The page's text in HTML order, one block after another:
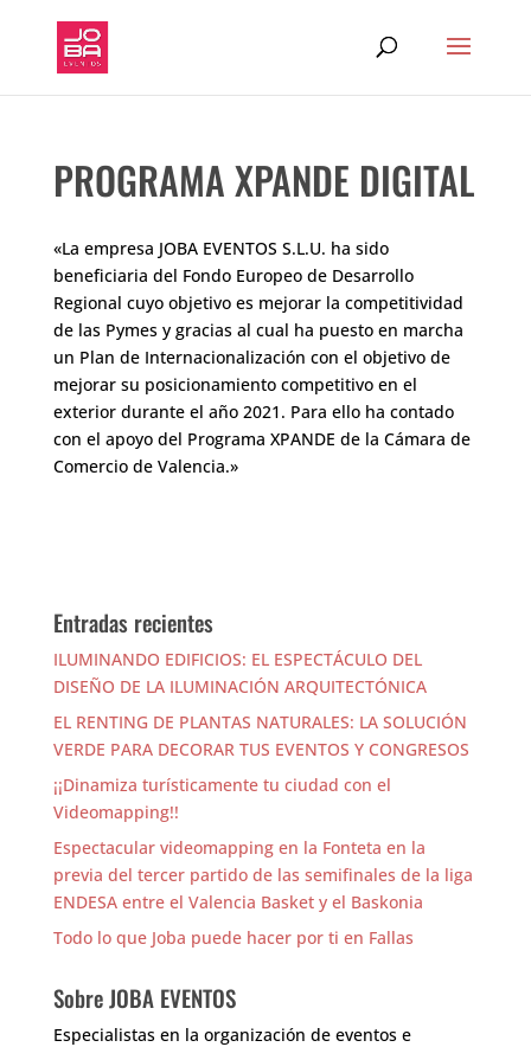
PROGRAMA XPANDE DIGITAL
«La empresa JOBA EVENTOS S.L.U. ha sido
beneficiaria del Fondo Europeo de Desarrollo
Regional cuyo objetivo es mejorar la competitividad
de las Pymes y gracias al cual ha puesto en marcha
un Plan de Internacionalización con el objetivo de
mejorar su posicionamiento competitivo en el
exterior durante el año 2021. Para ello ha contado
con el apoyo del Programa XPANDE de la Cámara de
Comercio de Valencia.»
Entradas recientes
ILUMINANDO EDIFICIOS: EL ESPECTÁCULO DEL
DISEÑO DE LA ILUMINACIÓN ARQUITECTÓNICA
EL RENTING DE PLANTAS NATURALES: LA SOLUCIÓN
VERDE PARA DECORAR TUS EVENTOS Y CONGRESOS
¡¡Dinamiza turísticamente tu ciudad con el
Videomapping!!
Espectacular videomapping en la Fonteta en la
previa del tercer partido de las semifinales de la liga
ENDESA entre el Valencia Basket y el Baskonia
Todo lo que Joba puede hacer por ti en Fallas
Sobre JOBA EVENTOS
Especialistas en la organización de eventos e